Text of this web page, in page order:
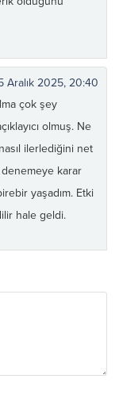
Aralık 2025, 20:40
çok şey
olmuş. Ne
ilerlediğini net
karar
yaşadım. Etki
hale geldi.